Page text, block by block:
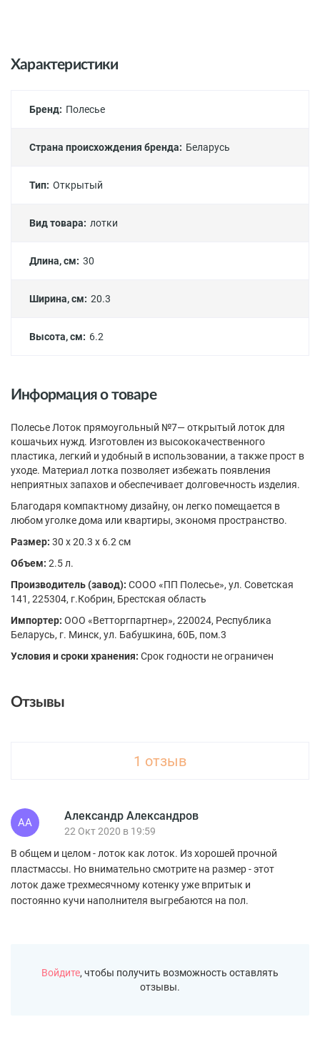
Характеристики
Бренд: Полесье
Страна происхождения бренда: Беларусь
Тип: Открытый
Вид товара: лотки
Длина, см: 30
Ширина, см: 20.3
Высота, см: 6.2
Информация о товаре
Полесье Лоток прямоугольный №7— открытый лоток для
кошачьих нужд. Изготовлен из высококачественного
пластика, легкий и удобный в использовании, а также прост в
уходе. Материал лотка позволяет избежать появления
неприятных запахов и обеспечивает долговечность изделия.
Благодаря компактному дизайну, он легко помещается в
любом уголке дома или квартиры, экономя пространство.
Размер: 30 х 20.3 х 6.2 см
Объем: 2.5 л.
Производитель (завод): СООО «ПП Полесье», ул. Советская
141, 225304, г.Кобрин, Брестская область
Импортер: ООО «Ветторгпартнер», 220024, Республика
Беларусь, г. Минск, ул. Бабушкина, 60Б, пом.3
Условия и сроки хранения: Срок годности не ограничен
Отзывы
1 отзыв
АА Александр Александров
22 Окт 2020 в 19:59
В общем и целом - лоток как лоток. Из хорошей прочной
пластмассы. Но внимательно смотрите на размер - этот
лоток даже трехмесячному котенку уже впритык и
постоянно кучи наполнителя выгребаются на пол.
Войдите, чтобы получить возможность оставлять
отзывы.